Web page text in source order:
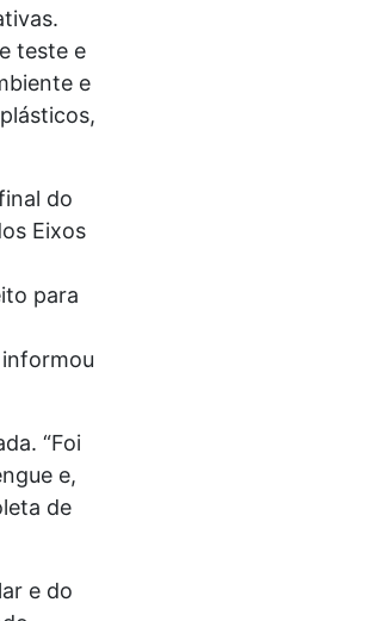
teste e
e
do
Eixos
para
“Foi
e,
de
e do